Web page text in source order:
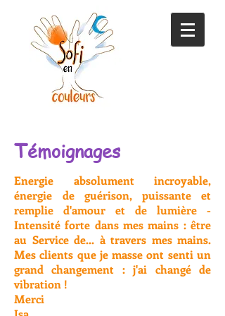
Témoignages
Energie absolument incroyable,
énergie de guérison, puissante et
remplie d'amour et de lumière -
Intensité forte dans mes mains : être
au Service de... à travers mes mains.
Mes clients que je masse ont senti un
grand changement : j'ai changé de
vibration !
Merci